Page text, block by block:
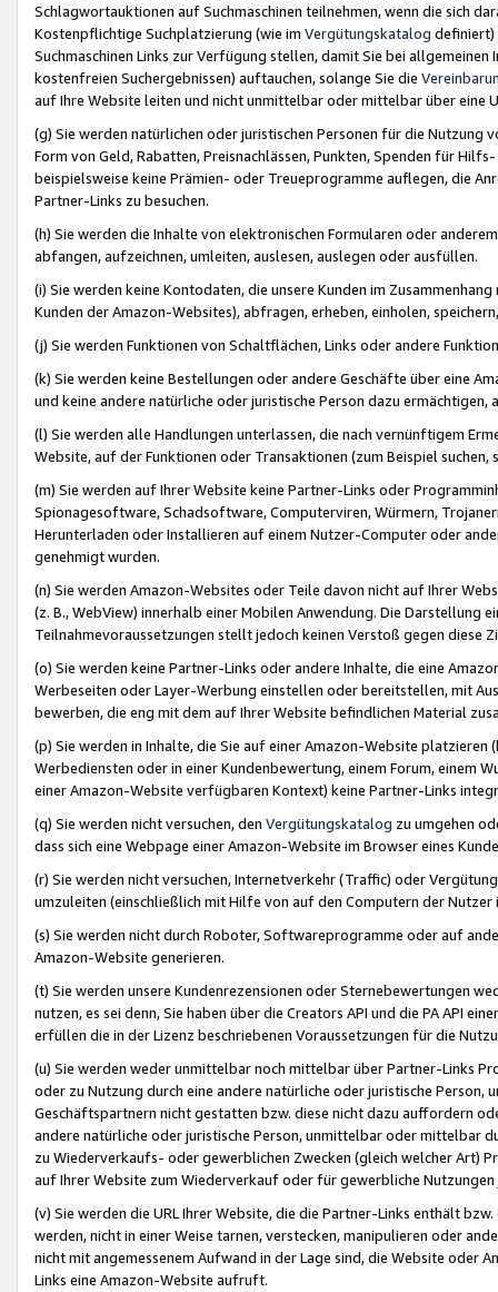
Schlagwortauktionen auf Suchmaschinen teilnehmen, wenn die sich
Kostenpflichtige Suchplatzierung (wie im Vergütungskatalog definiert)
Suchmaschinen Links zur Verfügung stellen, damit Sie bei
kostenfreien Suchergebnissen) auftauchen, solange Sie die
auf Ihre Website leiten und nicht unmittelbar oder mittelbar über eine
(g) Sie werden natürlichen oder juristischen Personen für die Nutzung
Form von Geld, Rabatten, Preisnachlässen, Punkten, Spenden für
beispielsweise keine Prämien- oder Treueprogramme auflegen, die
Partner-Links zu besuchen.
(h) Sie werden die Inhalte von elektronischen Formularen oder
abfangen, aufzeichnen, umleiten, auslesen, auslegen oder ausfüllen.
(i) Sie werden keine Kontodaten, die unsere Kunden im
Kunden der Amazon-Websites), abfragen, erheben, einholen,
(j) Sie werden Funktionen von Schaltflächen, Links oder andere
(k) Sie werden keine Bestellungen oder andere Geschäfte über eine
und keine andere natürliche oder juristische Person dazu
(l) Sie werden alle Handlungen unterlassen, die nach vernünftigem
Website, auf der Funktionen oder Transaktionen (zum Beispiel
(m) Sie werden auf Ihrer Website keine Partner-Links oder
Spionagesoftware, Schadsoftware, Computerviren, Würmern,
Herunterladen oder Installieren auf einem Nutzer-Computer oder
genehmigt wurden.
(n) Sie werden Amazon-Websites oder Teile davon nicht auf Ihrer
(z. B., WebView) innerhalb einer Mobilen Anwendung. Die Darstellung
Teilnahmevoraussetzungen stellt jedoch keinen Verstoß gegen diese
(o) Sie werden keine Partner-Links oder andere Inhalte, die eine
Werbeseiten oder Layer-Werbung einstellen oder bereitstellen, mit
bewerben, die eng mit dem auf Ihrer Website befindlichen Material
(p) Sie werden in Inhalte, die Sie auf einer Amazon-Website
Werbediensten oder in einer Kundenbewertung, einem Forum, einem
einer Amazon-Website verfügbaren Kontext) keine Partner-Links
(q) Sie werden nicht versuchen, den Vergütungskatalog zu umgehen
dass sich eine Webpage einer Amazon-Website im Browser eines
(r) Sie werden nicht versuchen, Internetverkehr (Traffic) oder
umzuleiten (einschließlich mit Hilfe von auf den Computern der
(s) Sie werden nicht durch Roboter, Softwareprogramme oder auf
Amazon-Website generieren.
(t) Sie werden unsere Kundenrezensionen oder Sternebewertungen
nutzen, es sei denn, Sie haben über die Creators API und die PA API
erfüllen die in der Lizenz beschriebenen Voraussetzungen für die
(u) Sie werden weder unmittelbar noch mittelbar über Partner-Links
oder zu Nutzung durch eine andere natürliche oder juristische
Geschäftspartnern nicht gestatten bzw. diese nicht dazu auffordern
andere natürliche oder juristische Person, unmittelbar oder mittelbar
zu Wiederverkaufs- oder gewerblichen Zwecken (gleich welcher Art)
auf Ihrer Website zum Wiederverkauf oder für gewerbliche
(v) Sie werden die URL Ihrer Website, die die Partner-Links enthält
werden, nicht in einer Weise tarnen, verstecken, manipulieren oder
nicht mit angemessenem Aufwand in der Lage sind, die Website oder
Links eine Amazon-Website aufruft.